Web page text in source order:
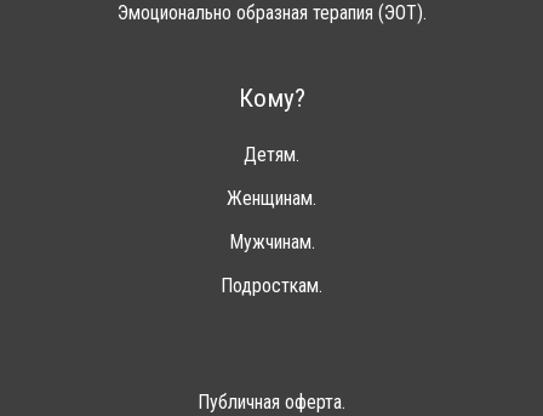
Эмоционально образная терапия (ЭОТ).
Кому?
Детям.
Женщинам.
Мужчинам.
Подросткам.
Публичная оферта.